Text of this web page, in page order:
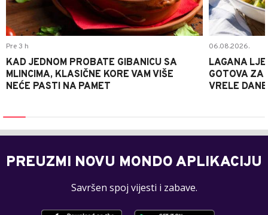
Pre 3 h
KAD JEDNOM PROBATE GIBANICU SA
MLINCIMA, KLASIČNE KORE VAM VIŠE
NEĆE PASTI NA PAMET
06.08.2026.
LAGANA
GOTOVA ZA
VRELE DANE
PREUZMI NOVU MONDO APLIKACIJU
Savršen spoj vijesti i zabave.